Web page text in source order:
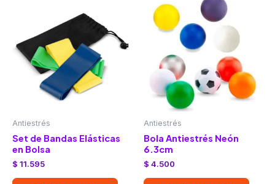
Antiestrés
Set de Bandas Elásticas
en Bolsa
$ 11.595
Antiestrés
Bola Antiestrés Neón
6.3cm
$ 4.500